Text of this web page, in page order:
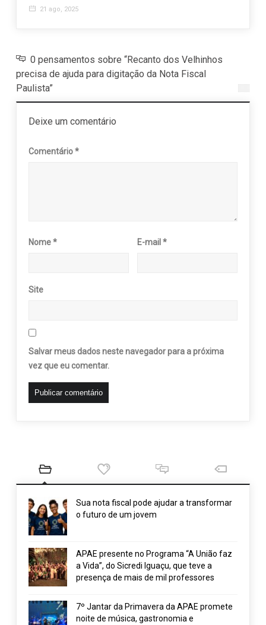
21 ago, 2025
0 pensamentos sobre “Recanto dos Velhinhos
precisa de ajuda para digitação da Nota Fiscal
Paulista”
Deixe um comentário
Comentário*
Nome* E-mail*
Site
Salvar meus dados neste navegador para a próxima
vez que eu comentar.
Sua nota fiscal pode ajudar a transformar
o futuro de um jovem
APAE presente no Programa “A União faz
a Vida”, do Sicredi Iguaçu, que teve a
presença de mais de mil professores
7º Jantar da Primavera da APAE promete
noite de música, gastronomia e